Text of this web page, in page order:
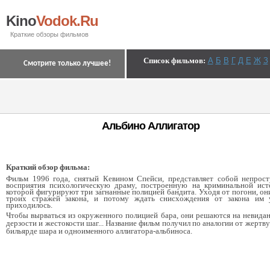
KinoVodok.Ru
Краткие обзоры фильмов
Список фильмов: А Б В Г Д Е Ж З
Смотрите только лучшее!
Альбино Аллигатор
Краткий обзор фильма:
Фильм 1996 года, снятый Кевином Спейси, представляет собой
восприятия психологическую драму, построенную на криминальной
которой фигурируют три загнанные полицией бандита. Уходя от погони,
троих стражей закона, и потому ждать снисхождения от закона им
приходилось.
Чтобы вырваться из окруженного полицией бара, они решаются на
дерзости и жестокости шаг... Название фильм получил по аналогии от
бильярде шара и одноименного аллигатора-альбиноса.